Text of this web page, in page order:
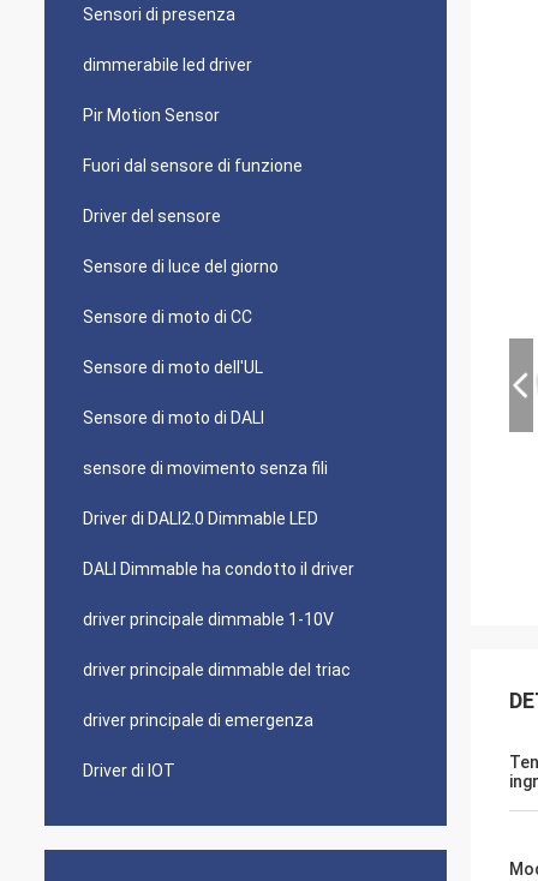
Sensori di presenza
dimmerabile led driver
Pir Motion Sensor
Fuori dal sensore di funzione
Driver del sensore
Sensore di luce del giorno
Sensore di moto di CC
Sensore di moto dell'UL
Sensore di moto di DALI
sensore di movimento senza fili
Driver di DALI2.0 Dimmable LED
DALI Dimmable ha condotto il driver
driver principale dimmable 1-10V
driver principale dimmable del triac
driver principale di emergenza
Driver di IOT